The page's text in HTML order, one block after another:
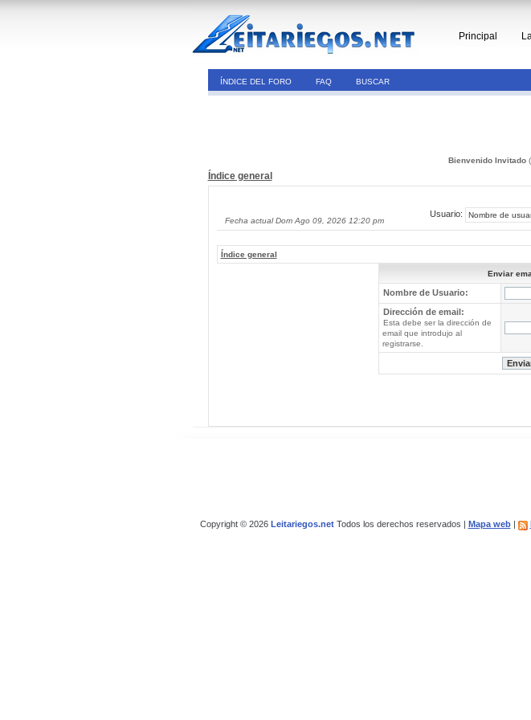
Principal
ÍNDICE DEL FORO FAQ BUSCAR
Bienvenido Invitado(
Índice general
Fecha actual Dom Ago 09, 2026 12:20 pm
Usuario:
Índice general
Enviar
Nombre de Usuario:
Dirección de email:
Esta debe ser la dirección de
email que introdujo al
registrarse.
Copyright © 2026 Leitariegos.netTodos los derechos reservados | Mapa web|